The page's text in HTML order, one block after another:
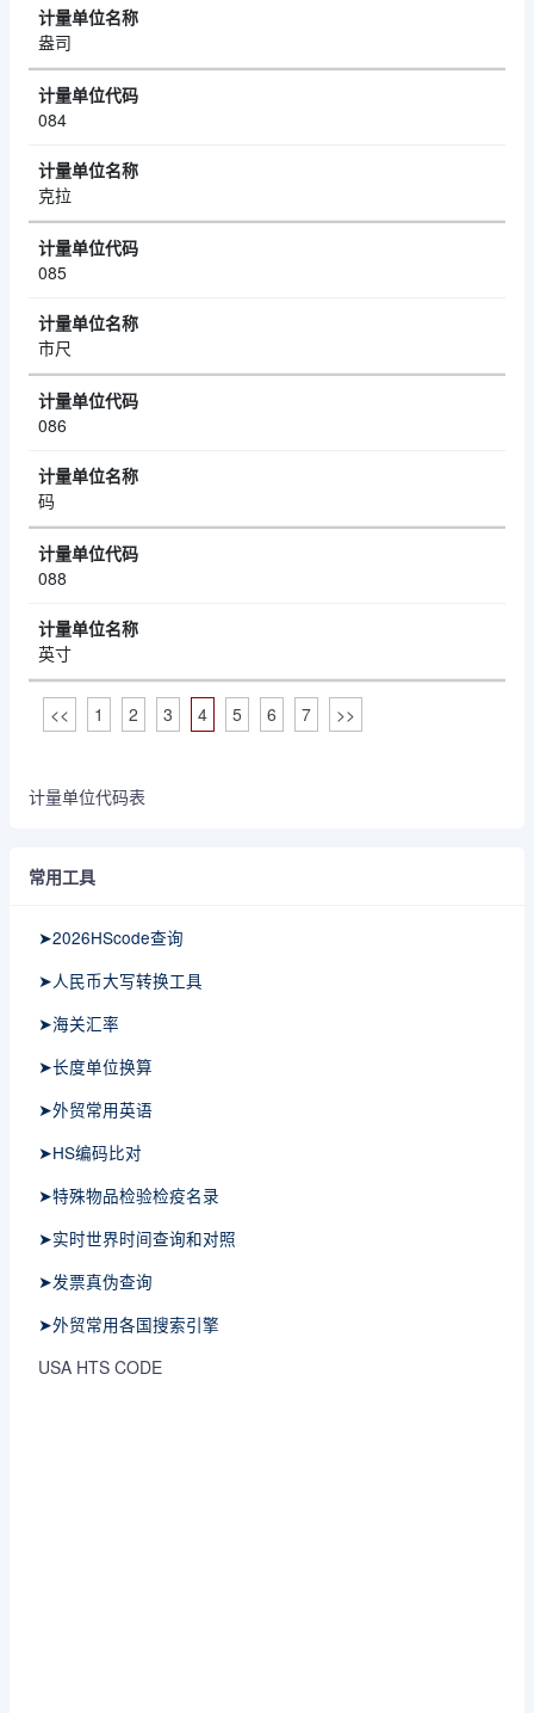
盎司
084
克拉
085
市尺
086
码
088
英寸
<< 1 2 3 4 5 6 7 >>
计量单位代码表
常用工具
➤2026HScode查询
➤人民币大写转换工具
➤海关汇率
➤长度单位换算
➤外贸常用英语
➤HS编码比对
➤特殊物品检验检疫名录
➤实时世界时间查询和对照
➤发票真伪查询
➤外贸常用各国搜索引擎
USA HTS CODE